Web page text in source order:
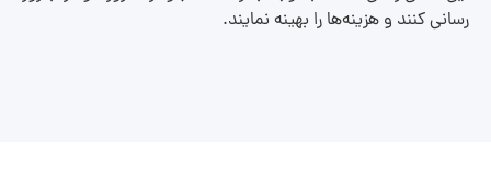
رسانی کنند و هزینه‌ها را بهینه نمایند.